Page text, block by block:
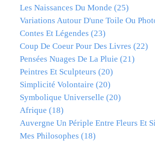
Les Naissances Du Monde (25)
Variations Autour D'une Toile Ou
Contes Et Légendes (23)
Coup De Coeur Pour Des Livres (22)
Pensées Nuages De La Pluie (21)
Peintres Et Sculpteurs (20)
Simplicité Volontaire (20)
Symbolique Universelle (20)
Afrique (18)
Auvergne Un Périple Entre Fleurs Et
Mes Philosophes (18)